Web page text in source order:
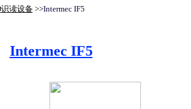
识读设备 >>Intermec IF5
Intermec IF5